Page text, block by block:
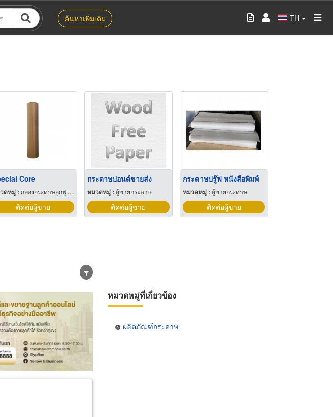
ค้นหาเพิ่มเติม TH
Core
ดหมู่ : กล่องกระดาษลูกฟูกและไฟเบอร์
ติดต่อผู้ขาย
กระดาษปอนด์ขายส่ง
หมวดหมู่ : ผู้ขายกระดาษ
ติดต่อผู้ขาย
กระดาษปรู๊ฟ หนังสือพิมพ์
หมวดหมู่ : ผู้ขายกระดาษ
ติดต่อผู้ขาย
าร
หมวดหมู่ที่เกี่ยวข้อง
ผลิตภัณฑ์กระดาษ